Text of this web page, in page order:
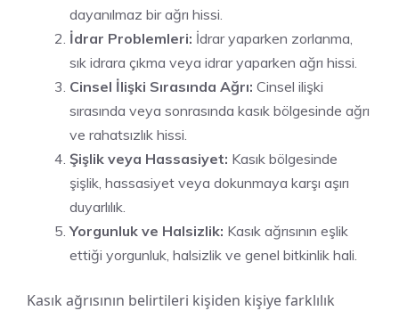
dayanılmaz bir ağrı hissi.
İdrar Problemleri: İdrar yaparken zorlanma,
sık idrara çıkma veya idrar yaparken ağrı hissi.
Cinsel İlişki Sırasında Ağrı: Cinsel ilişki
sırasında veya sonrasında kasık bölgesinde ağrı
ve rahatsızlık hissi.
Şişlik veya Hassasiyet: Kasık bölgesinde
şişlik, hassasiyet veya dokunmaya karşı aşırı
duyarlılık.
Yorgunluk ve Halsizlik: Kasık ağrısının eşlik
ettiği yorgunluk, halsizlik ve genel bitkinlik hali.
Kasık ağrısının belirtileri kişiden kişiye farklılık